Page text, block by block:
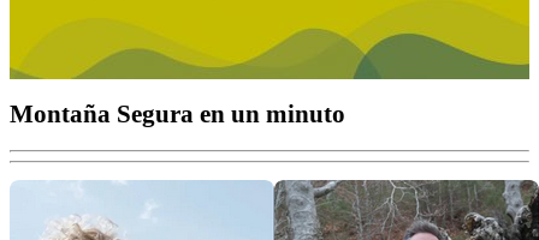
Montaña Segura en un minuto